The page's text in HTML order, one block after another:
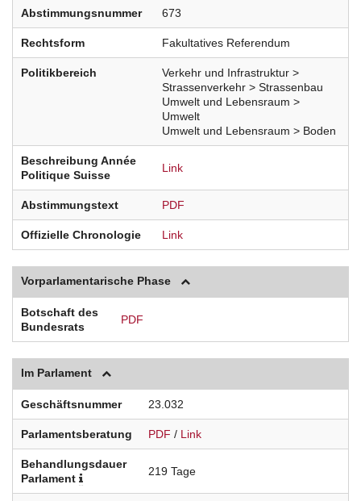
Abstimmungsnummer 673
Rechtsform Fakultatives Referendum
Politikbereich
Verkehr und Infrastruktur >
Strassenverkehr > Strassenbau
Umwelt und Lebensraum >
Umwelt
Umwelt und Lebensraum > Boden
Beschreibung Année
Politique Suisse
Link
Abstimmungstext PDF
Offizielle Chronologie Link
Vorparlamentarische Phase
Botschaft des
Bundesrats
PDF
Im Parlament
Geschäftsnummer 23.032
Parlamentsberatung PDF / Link
Behandlungsdauer
Parlament
219 Tage